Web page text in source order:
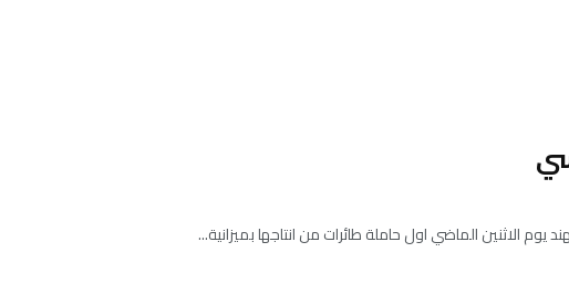
الاثنين الماضي اول حاملة طائرات من انتاجها بميزانية...